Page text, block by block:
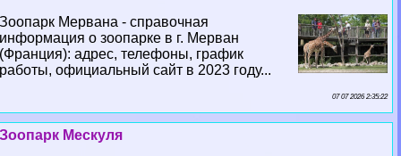
Зоопарк Мервана - справочная
информация о зоопарке в г. Мерван
(Франция): адрес, телефоны, график
работы, официальный сайт в 2023 году...
07 07 2026 2:35:22
Зоопарк Мескуля